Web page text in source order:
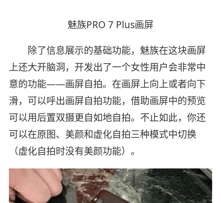
魅族PRO 7 Plus画屏
除了信息展示的基础功能，魅族在这块画屏
上还大开脑洞，开发出了一个女性用户会非常中
意的功能——画屏自拍。在画屏上向上或者向下
滑，可以呼出画屏自拍功能，借助画屏中的预览
可以用后置双摄更自如地自拍。不止如此，你还
可以在原图、美颜和虚化自拍三种模式中切换
（虚化自拍时没有美颜功能）。